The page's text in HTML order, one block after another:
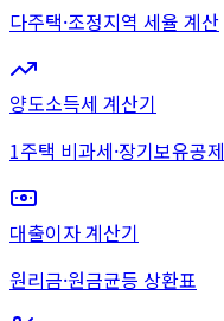
다주택·조정지역 세율 계산
양도소득세 계산기
1주택 비과세·장기보유공제
대출이자 계산기
원리금·원금균등 상환표